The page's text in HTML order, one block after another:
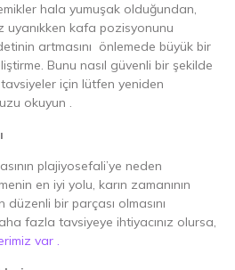
hala yumuşak olduğundan,
uyanıkken kafa pozisyonunu
artmasını önlemede büyük bir
Bunu nasıl güvenli bir şekilde
için lütfen yeniden
okuyun .
plajiyosefali’ye neden
en iyi yolu, karın zamanının
bir parçası olmasını
fazla tavsiyeye ihtiyacınız olursa,
var .